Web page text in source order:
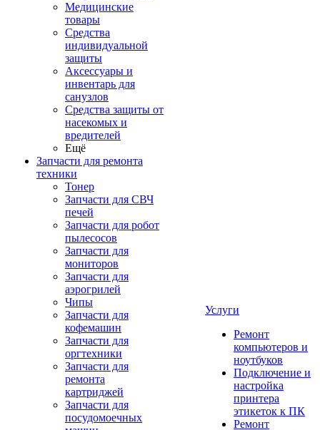
Медицинские
товары
Средства
индивидуальной
защиты
Аксессуары и
инвентарь для
санузлов
Средства защиты от
насекомых и
вредителей
Ещё
Запчасти для ремонта
техники
Тонер
Запчасти для СВЧ
печей
Запчасти для робот
пылесосов
Запчасти для
мониторов
Запчасти для
аэрогрилей
Чипы
Запчасти для
кофемашин
Запчасти для
оргтехники
Запчасти для
ремонта
картриджей
Запчасти для
посудомоечных
Услуги
Ремонт
компьютеров и
ноутбуков
Подключение и
настройка
принтера
этикеток к ПК
Ремонт